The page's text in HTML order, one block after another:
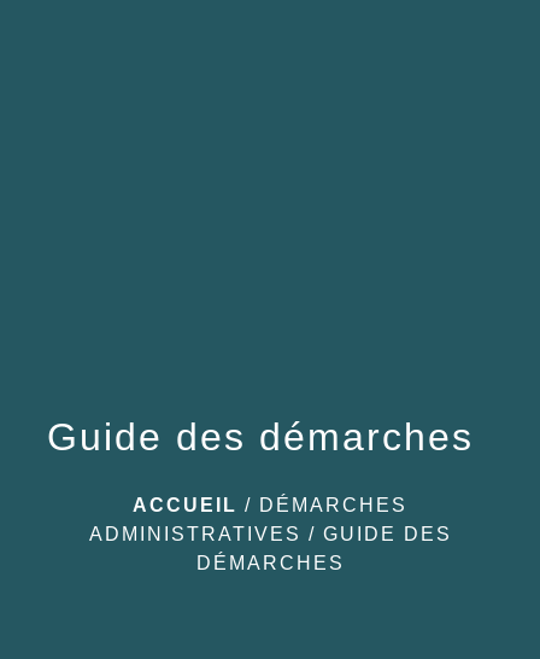
Guide des démarches
ACCUEIL / DÉMARCHES
ADMINISTRATIVES / GUIDE DES
DÉMARCHES